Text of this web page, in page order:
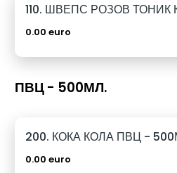
0.00 euro
ПВЦ - 500МЛ.
200. КОКА КОЛА ПВЦ -
0.00 euro